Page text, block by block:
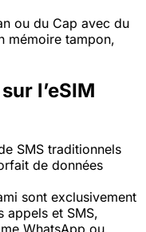
ou du Cap avec du
mémoire tampon,
l’eSIM
SMS traditionnels
de données
sont exclusivement
appels et SMS,